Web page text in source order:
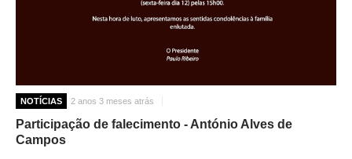
NOTÍCIAS 2 anos 3 meses atrás
Participação de falecimento - António Alves de
Campos